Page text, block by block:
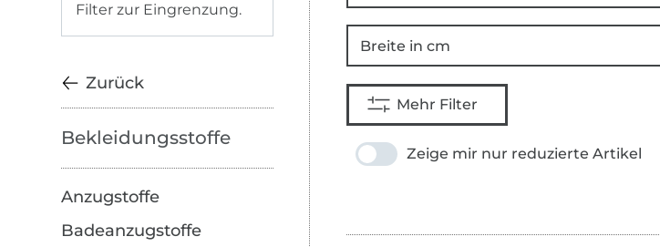
Filter zur Eingrenzung.
Zurück
Bekleidungsstoffe
Anzugstoffe
Badeanzugstoffe
Breite in cm
Mehr Filter
Zeige mir nur reduzierte Artikel